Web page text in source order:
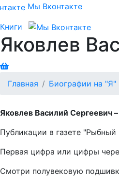
Мы Вконтакте
Книги
Яковлев
Главная Биографии на "Я"
Яковлев Василий Сергеевич
Публикации в газете
Первая цифра или цифры
Смотри полувековую